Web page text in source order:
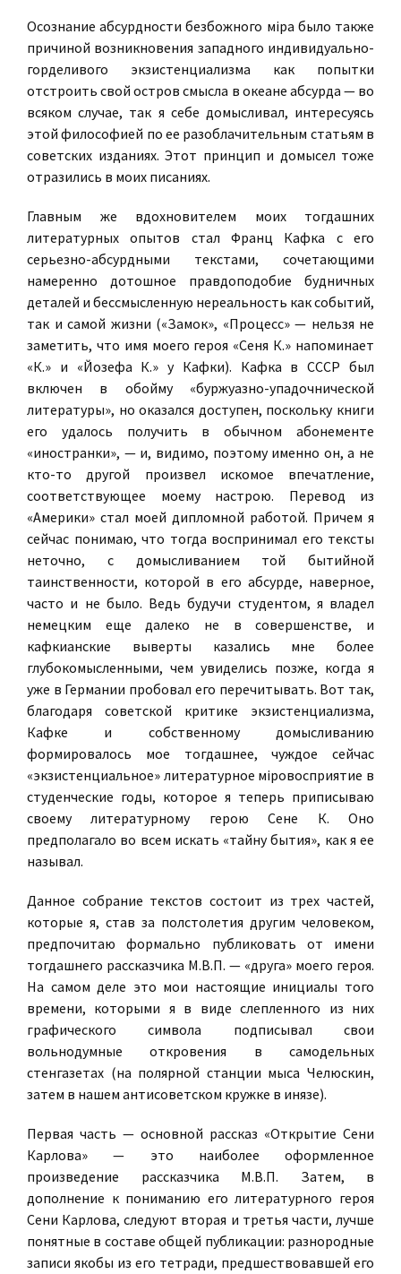
Осознание абсурдности безбожного мiра было также
причиной возникновения западного индивидуально-
горделивого экзистенциализма как попытки
отстроить свой остров смысла в океане абсурда — во
всяком случае, так я себе домысливал, интересуясь
этой философией по ее разоблачительным статьям в
советских изданиях. Этот принцип и домысел тоже
отразились в моих писаниях.
Главным же вдохновителем моих тогдашних
литературных опытов стал Франц Кафка с его
серьезно-абсурдными текстами, сочетающими
намеренно дотошное правдоподобие будничных
деталей и бессмысленную нереальность как событий,
так и самой жизни («Замок», «Процесс» — нельзя не
заметить, что имя моего героя «Сеня К.» напоминает
«К.» и «Йозефа К.» у Кафки). Кафка в СССР был
включен в обойму «буржуазно-упадочнической
литературы», но оказался доступен, поскольку книги
его удалось получить в обычном абонементе
«иностранки», — и, видимо, поэтому именно он, а не
кто-то другой произвел искомое впечатление,
соответствующее моему настрою. Перевод из
«Америки» стал моей дипломной работой. Причем я
сейчас понимаю, что тогда воспринимал его тексты
неточно, с домысливанием той бытийной
таинственности, которой в его абсурде, наверное,
часто и не было. Ведь будучи студентом, я владел
немецким еще далеко не в совершенстве, и
кафкианские выверты казались мне более
глубокомысленными, чем увиделись позже, когда я
уже в Германии пробовал его перечитывать. Вот так,
благодаря советской критике экзистенциализма,
Кафке и собственному домысливанию
формировалось мое тогдашнее, чуждое сейчас
«экзистенциальное» литературное мiровосприятие в
студенческие годы, которое я теперь приписываю
своему литературному герою Сене К. Оно
предполагало во всем искать «тайну бытия», как я ее
называл.
Данное собрание текстов состоит из трех частей,
которые я, став за полстолетия другим человеком,
предпочитаю формально публиковать от имени
тогдашнего рассказчика М.В.П. — «друга» моего героя.
На самом деле это мои настоящие инициалы того
времени, которыми я в виде слепленного из них
графического символа подписывал свои
вольнодумные откровения в самодельных
стенгазетах (на полярной станции мыса Челюскин,
затем в нашем антисоветском кружке в инязе).
Первая часть — основной рассказ «Открытие Сени
Карлова» — это наиболее оформленное
произведение рассказчика М.В.П. Затем, в
дополнение к пониманию его литературного героя
Сени Карлова, следуют вторая и третья части, лучше
понятные в составе общей публикации: разнородные
записи якобы из его тетради, предшествовавшей его